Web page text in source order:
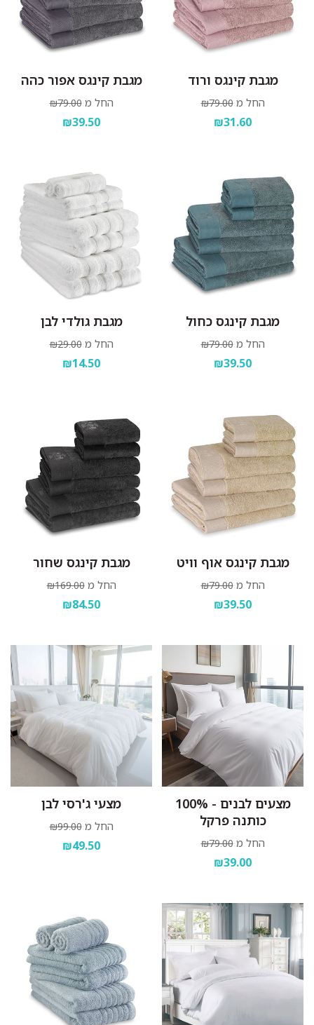
מגבת קינגס ורוד
החל מ ₪79.00
₪31.60
מגבת קינגס אפור כהה
החל מ ₪79.00
₪39.50
מגבת קינגס כחול
החל מ ₪79.00
₪39.50
מגבת גולדי לבן
החל מ ₪29.00
₪14.50
מגבת קינגס אוף וויט
החל מ ₪79.00
₪39.50
מגבת קינגס שחור
החל מ ₪169.00
₪84.50
מצעים לבנים - 100%
כותנה פרקל
החל מ ₪79.00
₪39.00
מצעי ג'רסי לבן
החל מ ₪99.00
₪49.50